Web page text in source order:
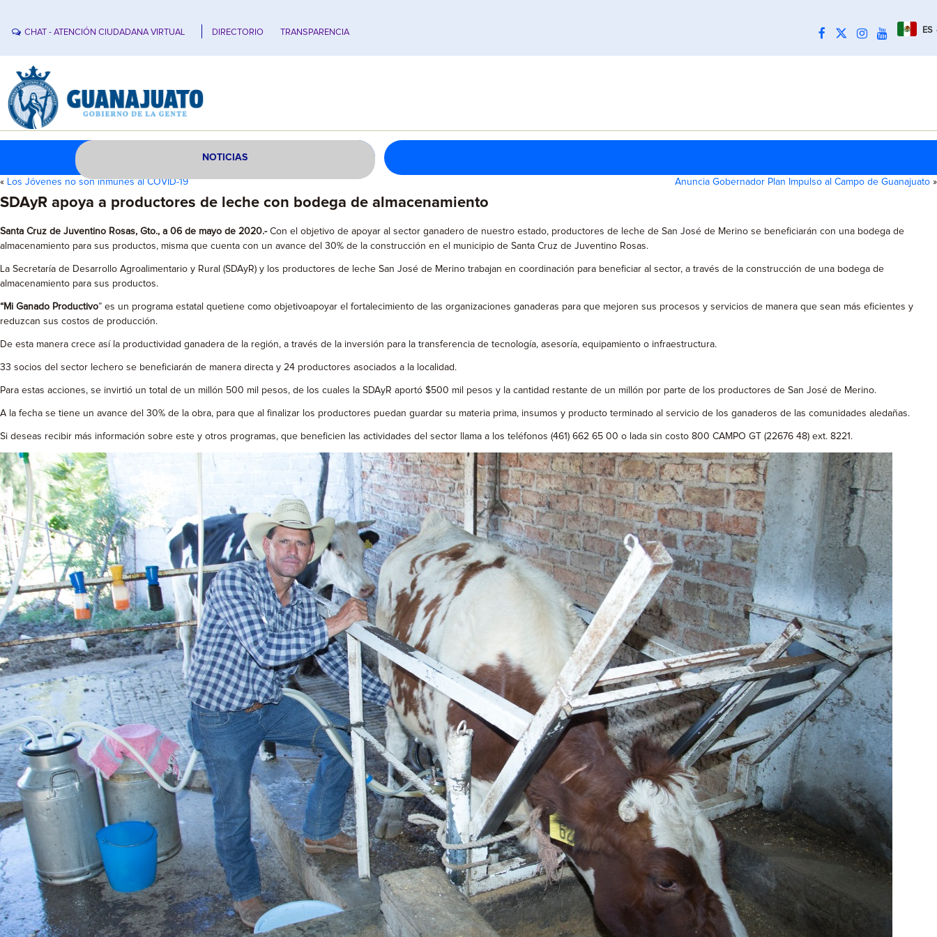
CHAT - ATENCIÓN CIUDADANA VIRTUAL DIRECTORIO TRANSPARENCIA ES
NOTICIAS
« Los Jóvenes no son inmunes al COVID-19 Anuncia Gobernador Plan Impulso al Campo de Guanajuato »
SDAyR apoya a productores de leche con bodega de almacenamiento
Santa Cruz de Juventino Rosas, Gto., a 06 de mayo de 2020.- Con el objetivo de apoyar al sector ganadero de nuestro estado, productores de leche de San José de Merino se beneficiarán con una bodega de
almacenamiento para sus productos, misma que cuenta con un avance del 30% de la construcción en el municipio de Santa Cruz de Juventino Rosas.
La Secretaría de Desarrollo Agroalimentario y Rural (SDAyR) y los productores de leche San José de Merino trabajan en coordinación para beneficiar al sector, a través de la construcción de una bodega de
almacenamiento para sus productos.
“Mi Ganado Productivo” es un programa estatal quetiene como objetivoapoyar el fortalecimiento de las organizaciones ganaderas para que mejoren sus procesos y servicios de manera que sean más eficientes y
reduzcan sus costos de producción.
De esta manera crece así la productividad ganadera de la región, a través de la inversión para la transferencia de tecnología, asesoría, equipamiento o infraestructura.
33 socios del sector lechero se beneficiarán de manera directa y 24 productores asociados a la localidad.
Para estas acciones, se invirtió un total de un millón 500 mil pesos, de los cuales la SDAyR aportó $500 mil pesos y la cantidad restante de un millón por parte de los productores de San José de Merino.
A la fecha se tiene un avance del 30% de la obra, para que al finalizar los productores puedan guardar su materia prima, insumos y producto terminado al servicio de los ganaderos de las comunidades aledañas.
Si deseas recibir más información sobre este y otros programas, que beneficien las actividades del sector llama a los teléfonos (461) 662 65 00 o lada sin costo 800 CAMPO GT (22676 48) ext. 8221.